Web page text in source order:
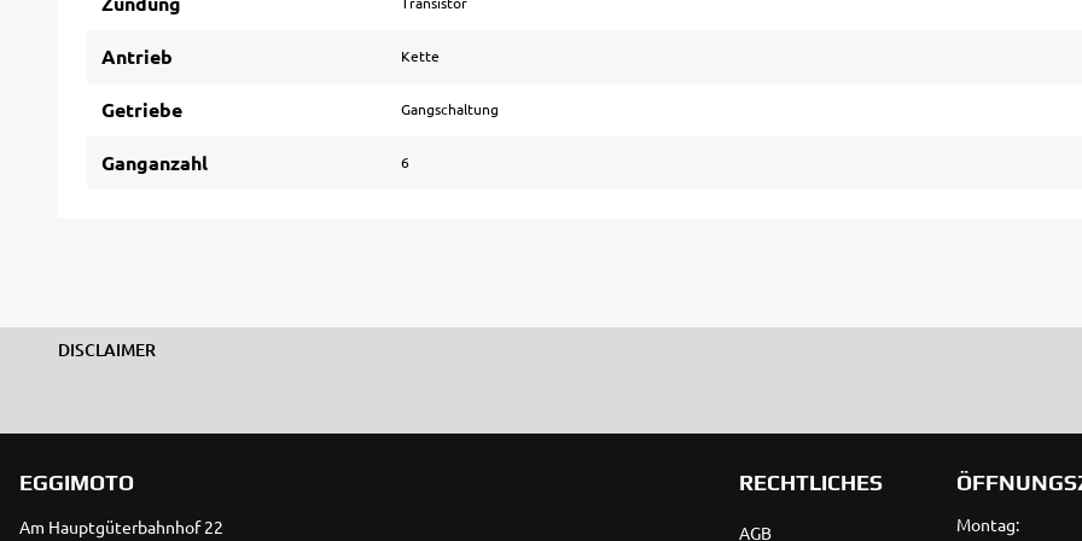
Antrieb Kette
Getriebe Gangschaltung
Ganganzahl 6
DISCLAIMER
EGGIMOTO
Am Hauptgüterbahnhof 22
RECHTLICHES
AGB Montag: